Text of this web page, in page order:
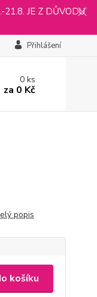
JE Z DŮVODU
Přihlášení
0ks
za 0 Kč
popis
košíku